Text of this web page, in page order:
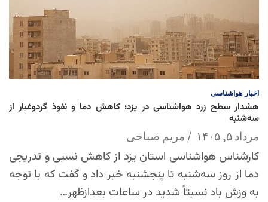
اخبار هواشناسی
هشدار سطح زرد هواشناسی در یزد؛ کاهش دما و نفوذ گردوغبار از
سه‌شنبه
مرداد ۵, ۱۴۰۵ مریم صباحی
کارشناس هواشناسی استان یزد از کاهش نسبی و تدریجی
دما از روز سه‌شنبه تا پنجشنبه خبر داد و گفت که با توجه
به وزش باد نسبتاً شدید در ساعات بعدازظهر…